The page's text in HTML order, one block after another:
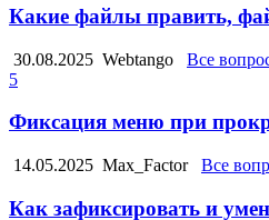
Какие файлы править,
30.08.2025 Webtango Все
5
Фиксация меню при
14.05.2025 Max_Factor Все
Как зафиксировать и